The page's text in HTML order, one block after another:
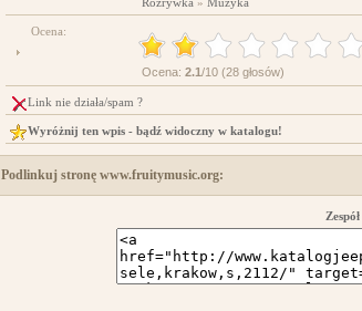
Ocena:
Ocena: 2.1/10 (28 głosów)
Link nie działa/spam ?
Wyróżnij ten wpis - bądź widoczny w katalogu!
Podlinkuj stronę www.fruitymusic.org: